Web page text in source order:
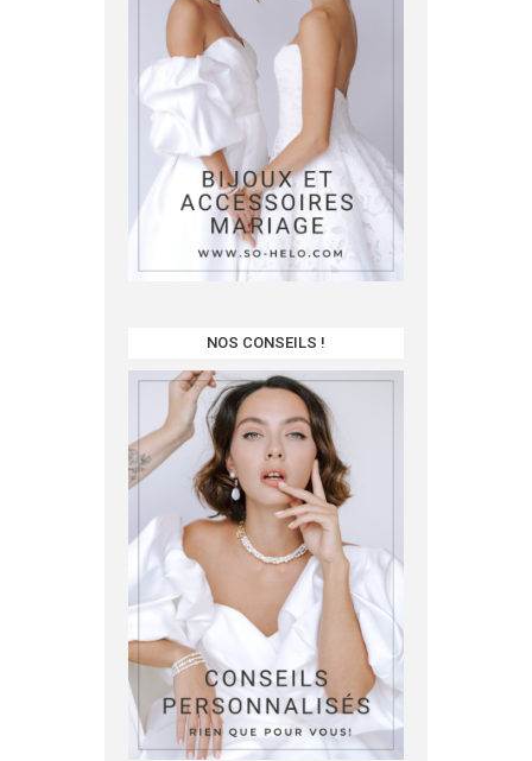
NOS CONSEILS !